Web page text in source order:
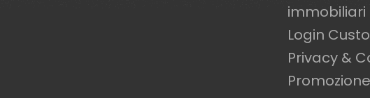
immobiliari
Login
Privacy &
Promozione